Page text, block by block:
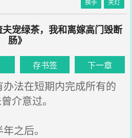
换手 关灯
宠绿茶，我和离嫁高门毁断
肠》
存书签 下一章
法在短期内完成所有的
介意过。
之后。